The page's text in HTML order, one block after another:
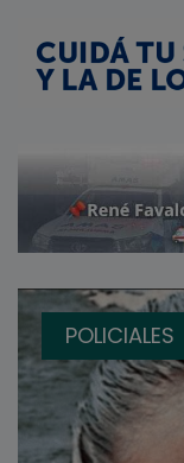
POLICIALES